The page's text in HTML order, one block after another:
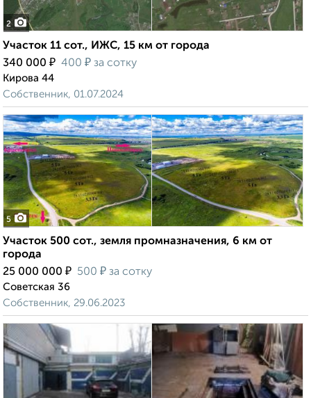
2
Участок 11 сот., ИЖС, 15 км от города
340 000 ₽ 400 ₽ за сотку
Кирова 44
Собственник, 01.07.2024
5
Участок 500 сот., земля промназначения, 6 км от
города
25 000 000 ₽ 500 ₽ за сотку
Советская 36
Собственник, 29.06.2023